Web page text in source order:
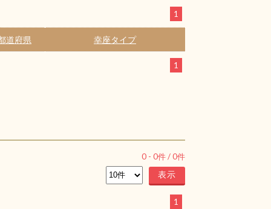
1
道府県 幸座タイプ
1
0 - 0件 /0件
1